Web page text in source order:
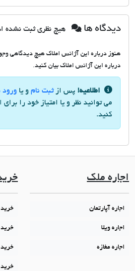
دیدگاه ها هیچ نظری ثبت نشده
هنوز درباره این آژانس املاک هیچ دیدگاهی
درباره این آژانس املاک بیان کنید.
اطلاعیه! پس ازثبت نام و یا ورود
می توانید نظر و یا امتیاز خود را
کنید.
اجاره ملک
اجاره آپارتمان
اجاره ویلا
اجاره مغازه
خرید
خرید
خرید